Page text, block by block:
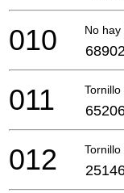
No hay
010
Tornillo
011
Tornillo
012